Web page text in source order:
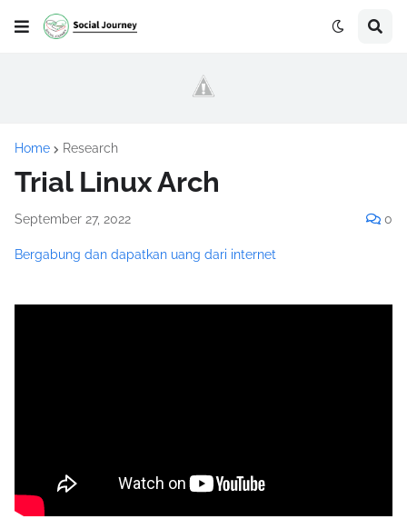
Home Research
Trial Linux Arch
September 27, 2022 0
Bergabung dan dapatkan uang dari internet